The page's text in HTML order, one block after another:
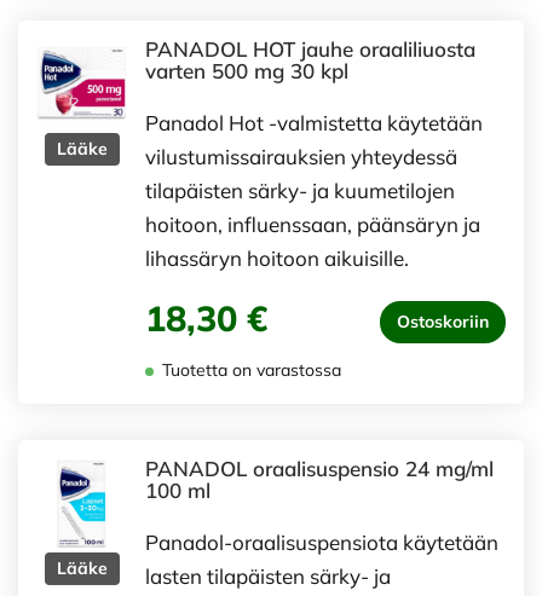
Lääke
PANADOL HOT jauhe oraaliliuosta
varten 500 mg 30 kpl
Panadol Hot -valmistetta käytetään
vilustumissairauksien yhteydessä
tilapäisten särky- ja kuumetilojen
hoitoon, influenssaan, päänsäryn ja
lihassäryn hoitoon aikuisille.
18,30 € Ostoskoriin
Tuotetta on varastossa
Lääke
PANADOL oraalisuspensio 24 mg/ml
100 ml
Panadol-oraalisuspensiota käytetään
lasten tilapäisten särky- ja